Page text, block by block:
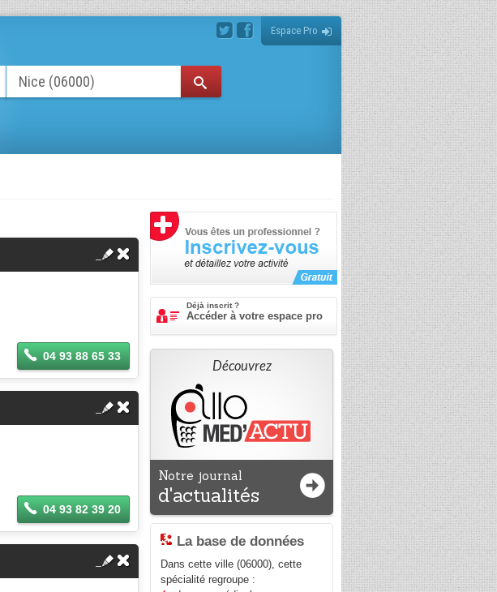
Espace Pro
04 93 88 65 33
04 93 82 39 20
Déjà inscrit ?
Accéder à votre espace pro
Découvrez
Notre journal
d'actualités
La base de données
Dans cette ville (06000), cette
spécialité regroupe :